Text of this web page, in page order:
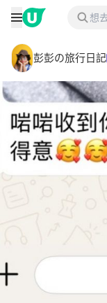
彭彭の旅行日記